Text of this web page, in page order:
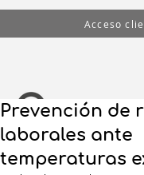
Acceso
Prevención de
laborales ante
temperaturas